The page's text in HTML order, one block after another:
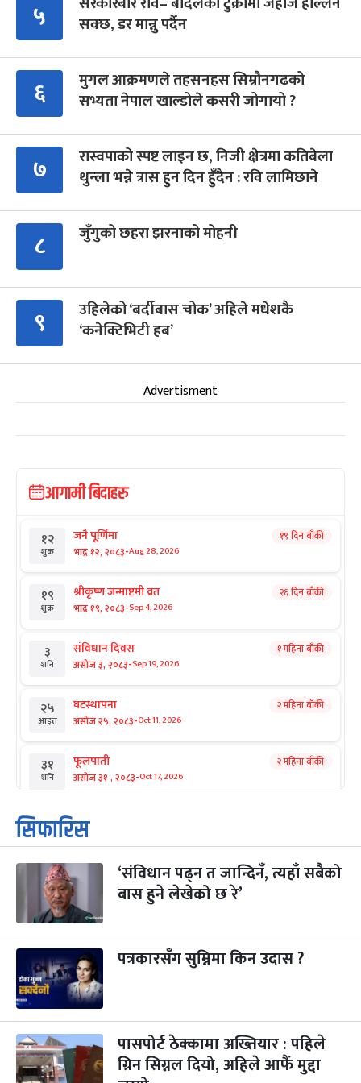
५
सक्छ, डर मान्नु पर्दैन
६
मुगल आक्रमणले तहसनहस सिम्रौनगढको
सभ्यता नेपाल खाल्डोले कसरी जोगायो ?
७
रास्वपाको स्पष्ट लाइन छ, निजी क्षेत्रमा कतिबेला
थुन्ला भन्ने त्रास हुन दिन हुँदैन : रवि लामिछाने
८ जुँगुको छहरा झरनाको मोहनी
९
उहिलेको ‘बर्दीबास चोक’ अहिले मधेशकै
‘कनेक्टिभिटी हब’
Advertisment
आगामी बिदाहरु
१२
शुक्र
जनै पूर्णिमा
भाद्र १२, २०८३-Aug 28, 2026
१९ दिन बाँकी
१९
शुक्र
श्रीकृष्ण जन्माष्टमी व्रत
भाद्र १९, २०८३-Sep 4, 2026
२६ दिन बाँकी
३
शनि
संविधान दिवस
असोज ३, २०८३-Sep 19, 2026
१ महिना बाँकी
२५
आइत
घटस्थापना
असोज २५, २०८३-Oct 11, 2026
२ महिना बाँकी
३१
शनि
फूलपाती
असोज ३१ , २०८३-Oct 17, 2026
२ महिना बाँकी
१
आइत
कार्तिक सङ्क्रान्ति
कार्तिक १, २०८३
३
मंगल
महानवमी
कार्तिक ३, २०८३-Oct 20, 2026
२ महिना बाँकी
४
बुध कार्तिक ४, २०८३ Oct 21, 2026
५ पापा‌ङ्कुशा एकादशी व्रत
कार्तिक ५, २०८३
२२
आइत
कुकुर तिहार
कार्तिक २२, २०८३- Nov 8, 2026
३ महिना बाँकी
सिफारिस
‘संविधान पढ्न त जान्दिनँ, त्यहाँ सबैको
बास हुने लेखेको छ रे’
पत्रकारसँग सुम्निमा किन उदास ?
पासपोर्ट ठेक्कामा अख्तियार : पहिले
ग्रिन सिग्नल दियो, अहिले आफैं मुद्दा